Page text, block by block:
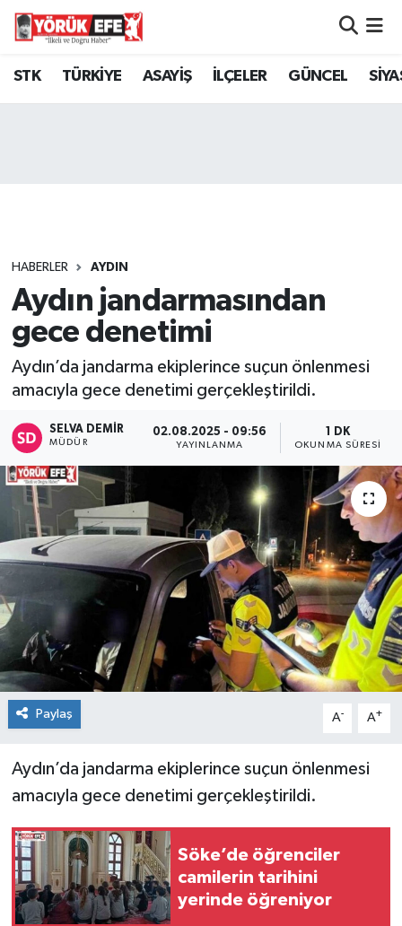
STK TÜRKİYE ASAYİŞ İLÇELER GÜNCEL
HABERLER AYDIN
Aydın jandarmasından
gece denetimi
Aydın’da jandarma ekiplerince suçun önlenmesi
amacıyla gece denetimi gerçekleştirildi.
SELVA DEMIR
MÜDÜR
02.08.2025 - 09:56
YAYINLANMA
1 DK
OKUNMA SÜRESI
Paylaş A- A+
Aydın’da jandarma ekiplerince suçun önlenmesi
amacıyla gece denetimi gerçekleştirildi.
Söke’de öğrenciler
camilerin tarihini
yerinde öğreniyor
Aydın Nöbetçi Eczaneler
Tüm Manşetler
Son Dakika Haberleri
Haber Arşivi